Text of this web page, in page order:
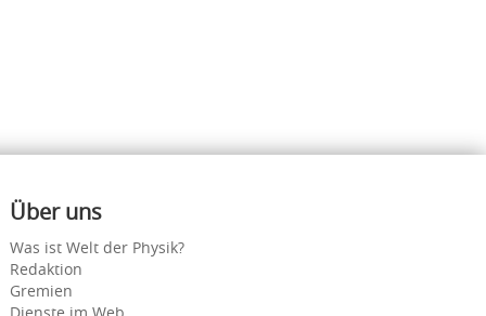
Über uns
Was ist Welt der Physik?
Redaktion
Gremien